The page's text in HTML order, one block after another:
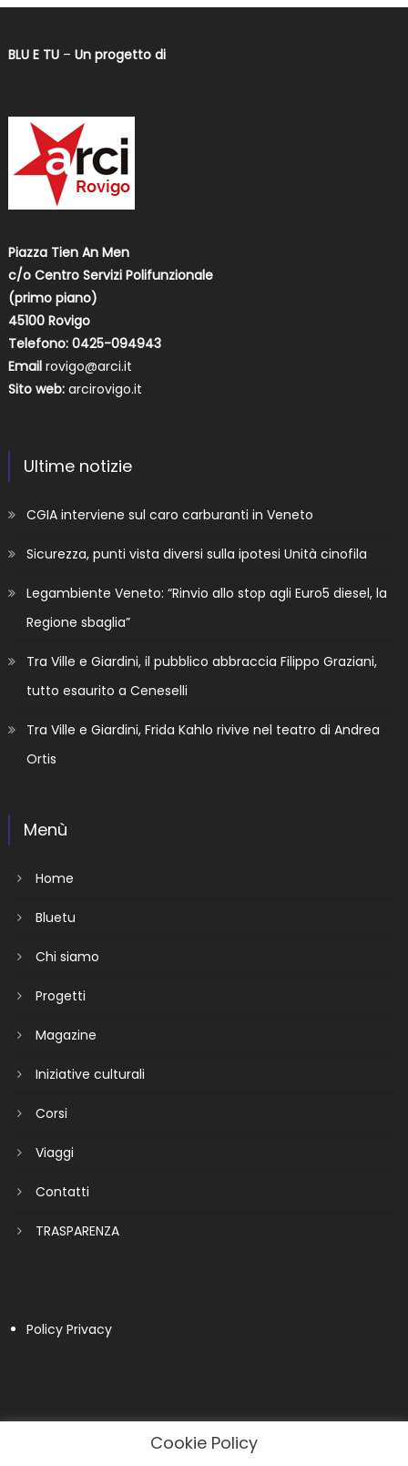
BLU E TU– Un progetto di
Piazza Tien An Men
c/o Centro Servizi Polifunzionale
(primo piano)
45100 Rovigo
Telefono: 0425-094943
Email rovigo@arci.it
Sito web: arcirovigo.it
Ultime notizie
CGIA interviene sul caro carburanti in Veneto
Sicurezza, punti vista diversi sulla ipotesi Unità cinofila
Legambiente Veneto: “Rinvio allo stop agli Euro5 diesel, la
Regione sbaglia”
Tra Ville e Giardini, il pubblico abbraccia Filippo Graziani,
tutto esaurito a Ceneselli
Tra Ville e Giardini, Frida Kahlo rivive nel teatro di Andrea
Ortis
Menù
Home
Bluetu
Chi siamo
Progetti
Magazine
Iniziative culturali
Corsi
Viaggi
Contatti
TRASPARENZA
Policy Privacy
Cookie Policy